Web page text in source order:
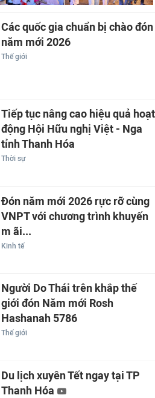
Các quốc gia chuẩn bị chào đón
năm mới 2026
Thế giới
Tiếp tục nâng cao hiệu quả hoạt
động Hội Hữu nghị Việt - Nga
tỉnh Thanh Hóa
Thời sự
Đón năm mới 2026 rực rỡ cùng
VNPT với chương trình khuyến
m ãi...
Kinh tế
Người Do Thái trên khắp thế
giới đón Năm mới Rosh
Hashanah 5786
Thế giới
Du lịch xuyên Tết ngay tại TP
Thanh Hóa